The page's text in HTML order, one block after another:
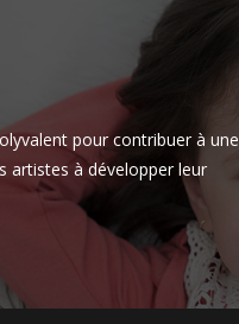
pour contribuer à une
artistes à développer leur